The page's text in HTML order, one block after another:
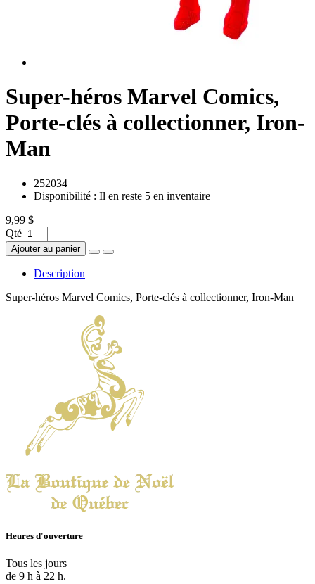
Super-héros Marvel Comics,
Porte-clés à collectionner, Iron-
Man
252034
Disponibilité : Il en reste 5 en inventaire
9,99 $
Qté
Ajouter au panier
Description
Super-héros Marvel Comics, Porte-clés à collectionner, Iron-Man
Heures d'ouverture
Tous les jours
de 9 h à 22 h.